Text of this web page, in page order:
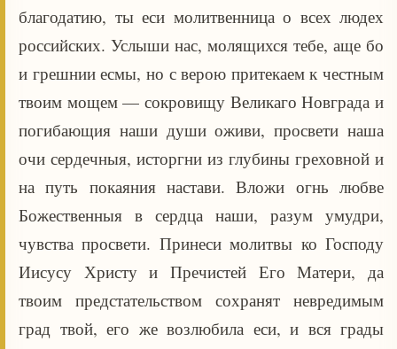
благодатию, ты еси молитвенница о всех людех
российских. Услыши нас, молящихся тебе, аще бо
и грешнии есмы, но с верою притекаем к честным
твоим мощем — сокровищу Великаго Новграда и
погибающия наши души оживи, просвети наша
очи сердечныя, исторгни из глубины греховной и
на путь покаяния настави. Вложи огнь любве
Божественныя в сердца наши, разум умудри,
чувства просвети. Принеси молитвы ко Господу
Иисусу Христу и Пречистей Его Матери, да
твоим предстательством сохранят невредимым
град твой, его же возлюбила еси, и вся грады